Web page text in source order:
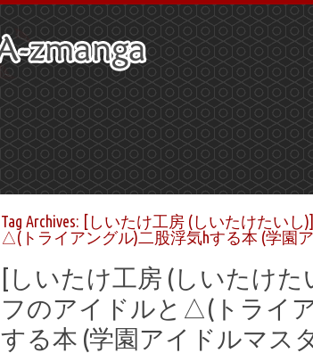
Tag Archives: [しいたけ工房 (しいたけたいし
△(トライアングル)二股浮気hする本 (学園
[しいたけ工房 (しいたけ
フのアイドルと△(トライ
する本 (学園アイドルマス